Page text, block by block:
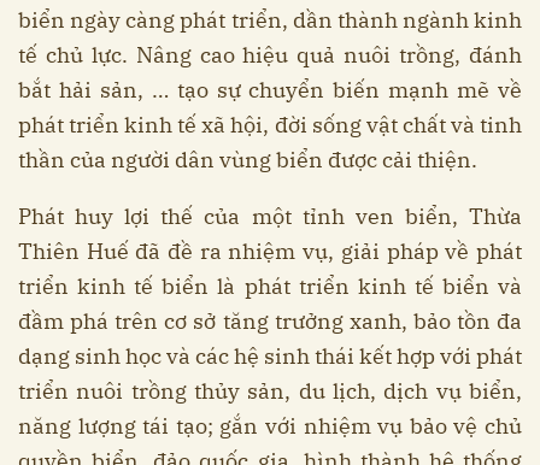
biển ngày càng phát triển, dần thành ngành kinh
tế chủ lực. Nâng cao hiệu quả nuôi trồng, đánh
bắt hải sản, … tạo sự chuyển biến mạnh mẽ về
phát triển kinh tế xã hội, đời sống vật chất và tinh
thần của người dân vùng biển được cải thiện.
Phát huy lợi thế của một tỉnh ven biển, Thừa
Thiên Huế đã đề ra nhiệm vụ, giải pháp về phát
triển kinh tế biển là phát triển kinh tế biển và
đầm phá trên cơ sở tăng trưởng xanh, bảo tồn đa
dạng sinh học và các hệ sinh thái kết hợp với phát
triển nuôi trồng thủy sản, du lịch, dịch vụ biển,
năng lượng tái tạo; gắn với nhiệm vụ bảo vệ chủ